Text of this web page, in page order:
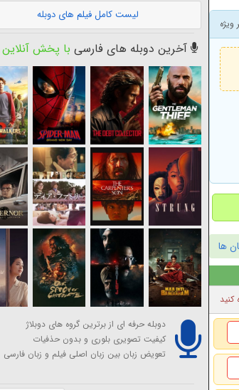
ها
لیست کامل فیلم های دوبله
آخرین دوبله های فارسی با پخش آنلاین
دوبله حرفه ای از برترین گروه های دوبلاژ
کیفیت تصویری بلوری و بدون حذفیات
تعویض زبان بین زبان اصلی فیلم و زبان فارسی